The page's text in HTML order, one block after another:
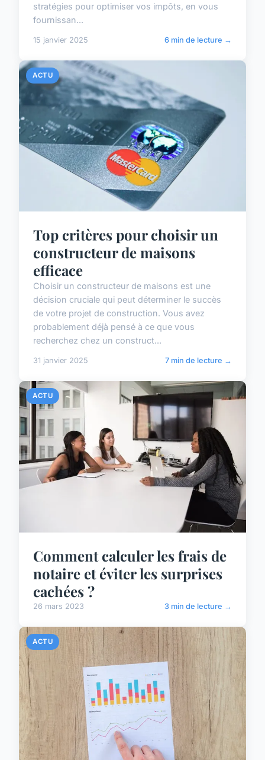
stratégies pour optimiser vos impôts, en vous
fournissan...
15 janvier 2025 6 min de lecture →
ACTU
Top critères pour choisir un
constructeur de maisons
efficace
Choisir un constructeur de maisons est une
décision cruciale qui peut déterminer le succès
de votre projet de construction. Vous avez
probablement déjà pensé à ce que vous
recherchez chez un construct...
31 janvier 2025 7 min de lecture →
ACTU
Comment calculer les frais de
notaire et éviter les surprises
cachées ?
26 mars 2023 3 min de lecture →
ACTU